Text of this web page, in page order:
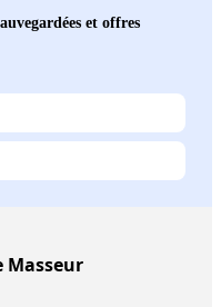
et offres
Masseur